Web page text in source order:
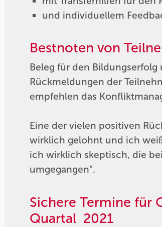
und individuellem
Bestnoten von
Beleg für den
Rückmeldungen der
empfehlen das
Eine der vielen positiven
wirklich gelohnt und ich
ich wirklich skeptisch, die
umgegangen“.
Sichere Termine für
Quartal 2021